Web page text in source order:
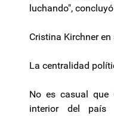
luchando",
Cristina Kirchner
La centralidad
No es casual
interior del país